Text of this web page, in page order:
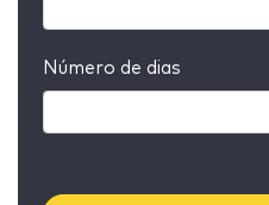
Número de dias